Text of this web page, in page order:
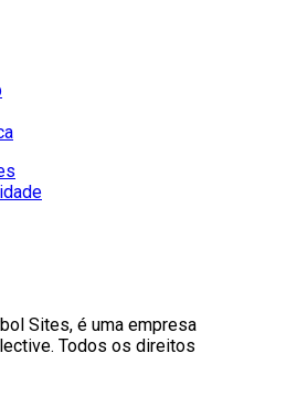
Sites, é uma empresa
Todos os direitos